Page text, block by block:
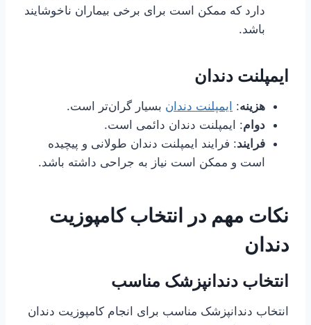
دارد که ممکن است برای برخی بیماران ناخوشایند
باشد.
ایمپلنت دندان
هزینه: ایمپلنت دندان بسیار گران‌تر است.
دوام: ایمپلنت دندان دائمی است.
فرایند: فرایند ایمپلنت دندان طولانی و پیچیده
است و ممکن است نیاز به جراحی داشته باشد.
نکات مهم در انتخاب کامپوزیت
دندان
انتخاب دندانپزشک مناسب
انتخاب دندانپزشک مناسب برای انجام کامپوزیت دندان